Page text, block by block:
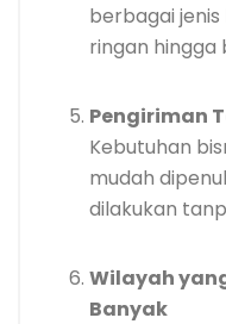
berbagai
ringan hingga
Pengiriman
Kebutuhan
mudah
dilakukan
Wilayah
Banyak